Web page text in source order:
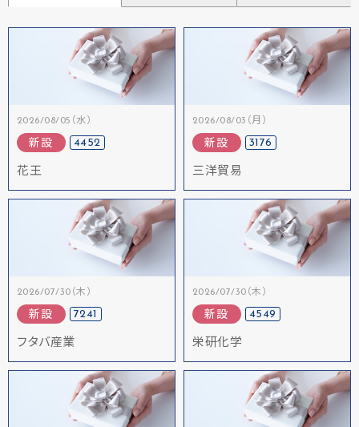
2026/08/05（水）
新設 4452
花王
2026/08/03（月）
新設 3176
三洋貿易
2026/07/30（木）
新設 7241
フタバ産業
2026/07/30（木）
新設 4549
栄研化学